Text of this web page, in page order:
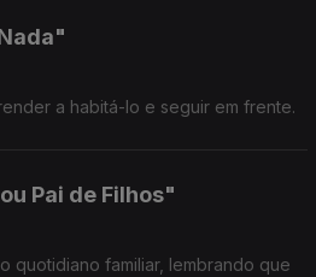
a habitá-lo e seguir em frente.
Pai de Filhos"
quotidiano familiar, lembrando que